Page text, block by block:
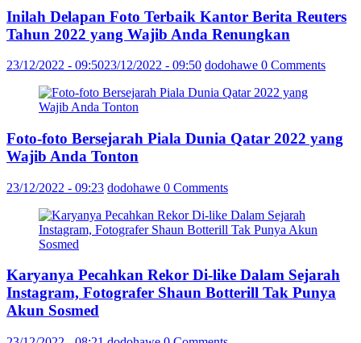
Inilah Delapan Foto Terbaik Kantor Berita Reuters
Tahun 2022 yang Wajib Anda Renungkan
23/12/2022 - 09:5023/12/2022 - 09:50 dodohawe 0 Comments
Foto-foto Bersejarah Piala Dunia Qatar 2022 yang
Wajib Anda Tonton
23/12/2022 - 09:23 dodohawe 0 Comments
Karyanya Pecahkan Rekor Di-like Dalam Sejarah
Instagram, Fotografer Shaun Botterill Tak Punya
Akun Sosmed